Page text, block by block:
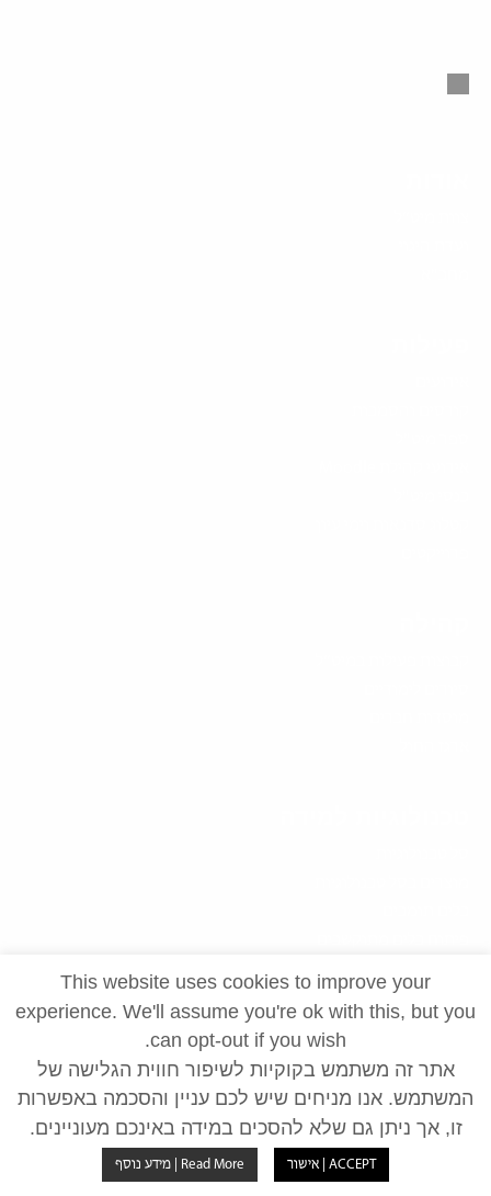
משרות פנויות
This website uses cookies to improve your
experience. We'll assume you're ok with this, but you
can opt-out if you wish.
אתר זה משתמש בקוקיות לשיפור חווית הגלישה של
המשתמש. אנו מניחים שיש לכם עניין והסכמה באפשרות
זו, אך ניתן גם שלא להסכים במידה באינכם מעוניינים.
ACCEPT | אישור Read More | מידע נוסף